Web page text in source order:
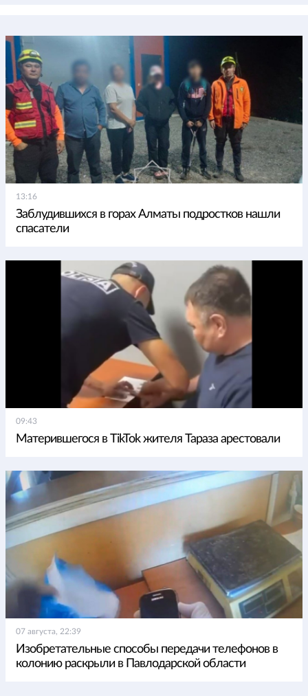
13:16
Заблудившихся в горах Алматы подростков нашли
спасатели
09:43
Матерившегося в TikTok жителя Тараза арестовали
07 августа, 22:39
Изобретательные способы передачи телефонов в
колонию раскрыли в Павлодарской области